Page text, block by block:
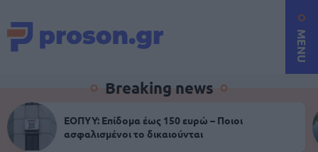
MENU
Breaking news
ΕΟΠΥΥ: Επίδομα έως 150 ευρώ – Ποιοι
ασφαλισμένοι το δικαιούνται